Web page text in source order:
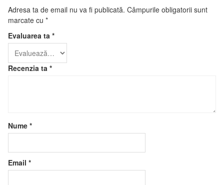
Adresa ta de email nu va fi publicată. Câmpurile obligatorii sunt
marcate cu *
Evaluarea ta *
Recenzia ta *
Nume *
Email *